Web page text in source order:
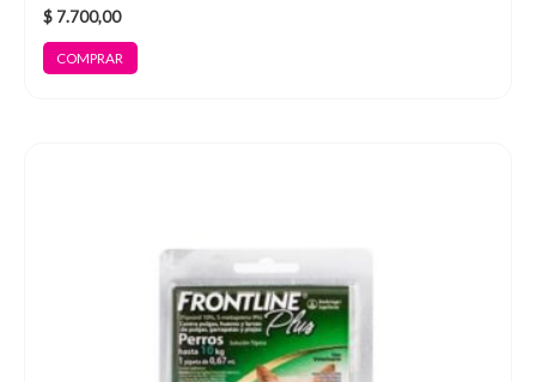
$7.700,00
COMPRAR